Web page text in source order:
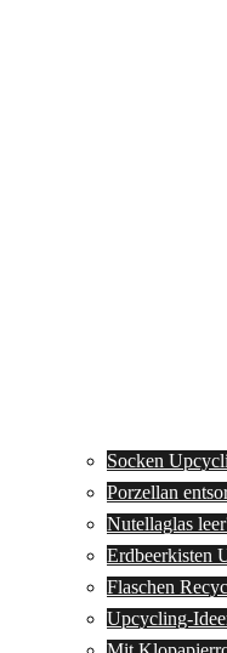
Socken
Porzellan
Nutellaglas
Erdbeerkisten
Flaschen
Upcycling-